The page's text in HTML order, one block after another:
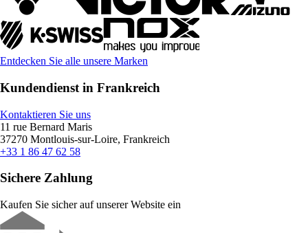
Entdecken Sie alle unsere Marken
Kundendienst in Frankreich
Kontaktieren Sie uns
11 rue Bernard Maris
37270 Montlouis-sur-Loire, Frankreich
+33 1 86 47 62 58
Sichere Zahlung
Kaufen Sie sicher auf unserer Website ein